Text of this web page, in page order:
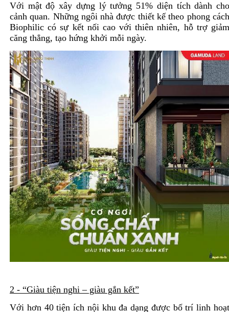
Với mật độ xây dựng lý tưởng 51% diện tích dành
cảnh quan. Những ngôi nhà được thiết kế theo phong
Biophilic có sự kết nối cao với thiên nhiên, hỗ trợ
căng thẳng, tạo hứng khởi mỗi ngày.
2 - “Giàu tiện nghi – giàu gắn kết”
Với hơn 40 tiện ích nội khu đa dạng được bố trí linh